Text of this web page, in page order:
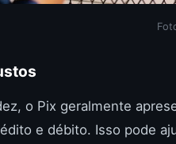
o Pix geralmente
e débito. Isso pode